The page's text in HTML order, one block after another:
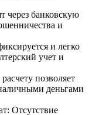
через банковскую
и
и легко
учет и
позволяет
деньгами
Отсутствие